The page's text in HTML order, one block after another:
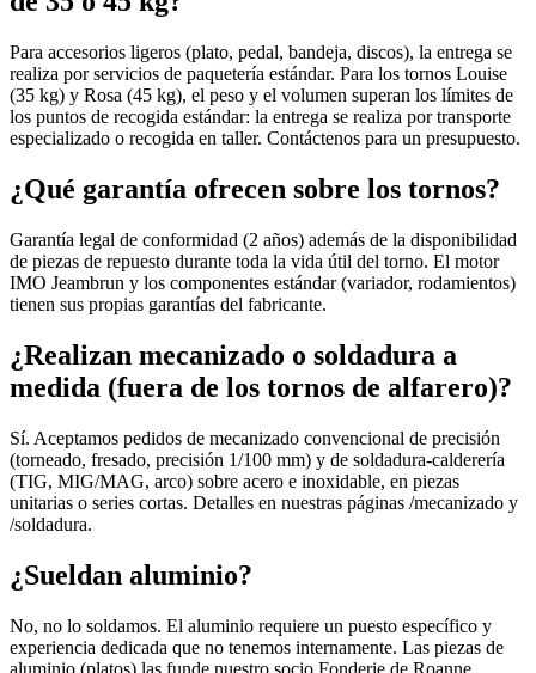
Para accesorios ligeros (plato, pedal, bandeja, discos), la entrega se
realiza por servicios de paquetería estándar. Para los tornos Louise
(35 kg) y Rosa (45 kg), el peso y el volumen superan los límites de
los puntos de recogida estándar: la entrega se realiza por transporte
especializado o recogida en taller. Contáctenos para un presupuesto.
¿Qué garantía ofrecen sobre los tornos?
Garantía legal de conformidad (2 años) además de la disponibilidad
de piezas de repuesto durante toda la vida útil del torno. El motor
IMO Jeambrun y los componentes estándar (variador, rodamientos)
tienen sus propias garantías del fabricante.
¿Realizan mecanizado o soldadura a
medida (fuera de los tornos de alfarero)?
Sí. Aceptamos pedidos de mecanizado convencional de precisión
(torneado, fresado, precisión 1/100 mm) y de soldadura-calderería
(TIG, MIG/MAG, arco) sobre acero e inoxidable, en piezas
unitarias o series cortas. Detalles en nuestras páginas /mecanizado y
/soldadura.
¿Sueldan aluminio?
No, no lo soldamos. El aluminio requiere un puesto específico y
experiencia dedicada que no tenemos internamente. Las piezas de
aluminio (platos) las funde nuestro socio Fonderie de Roanne.